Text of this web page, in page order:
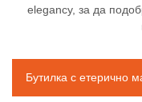
elegancy, за да
Бутилка с етерично